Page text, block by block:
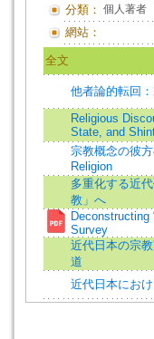
分類： 個人著者
網站：
全文
他者論的転回
Religious
State, and
宗教概念の彼
Religion
多重化する近
教」へ
Deconstructing
Survey
近代日本の宗
道
近代日本にお